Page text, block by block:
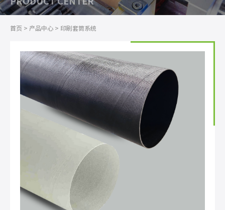
首页 > 产品中心 > 印刷套筒系统